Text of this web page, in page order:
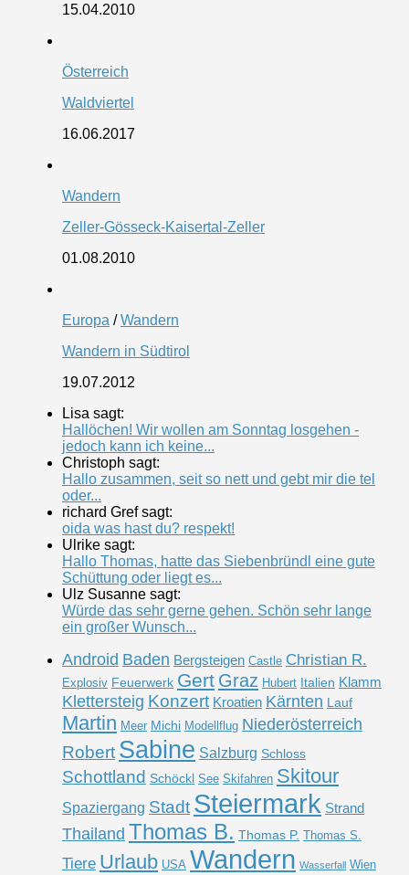
15.04.2010
Österreich
Waldviertel
16.06.2017
Wandern
Zeller-Gösseck-Kaisertal-Zeller
01.08.2010
Europa /Wandern
Wandern in Südtirol
19.07.2012
Lisa sagt:
Hallöchen! Wir wollen am Sonntag losgehen -
jedoch kann ich keine...
Christoph sagt:
Hallo zusammen, seit so nett und gebt mir die tel
oder...
richard Gref sagt:
oida was hast du? respekt!
Ulrike sagt:
Hallo Thomas, hatte das Siebenbründl eine gute
Schüttung oder liegt es...
Ulz Susanne sagt:
Würde das sehr gerne gehen. Schön sehr lange
ein großer Wunsch...
Android Baden Bergsteigen Castle Christian R.
Explosiv Feuerwerk Gert Graz Hubert Italien Klamm
Klettersteig Konzert Kroatien Kärnten Lauf
Martin Meer Michi Modellflug Niederösterreich
Robert Sabine Salzburg Schloss
Schottland Schöckl See Skifahren Skitour
Spaziergang Stadt Steiermark Strand
Thailand Thomas B. Thomas P. Thomas S.
Tiere Urlaub USA Wandern Wasserfall Wien